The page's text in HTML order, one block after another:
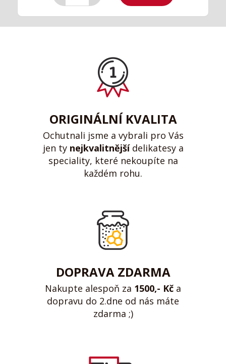
ORIGINÁLNÍ KVALITA
Ochutnali jsme a vybrali pro Vás
jen ty nejkvalitnějšídelikatesy a
speciality, které nekoupíte na
každém rohu.
DOPRAVA ZDARMA
Nakupte alespoň za 1500,- Kč a
dopravu do 2.dne od nás máte
zdarma ;)